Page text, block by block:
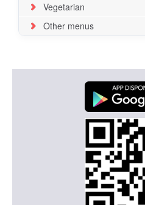
Vegetarian
Other menus